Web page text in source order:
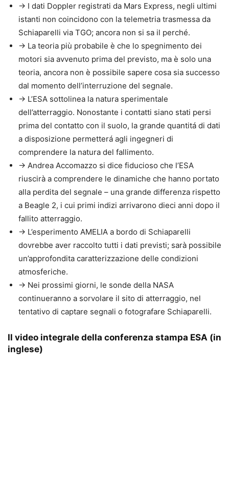
→ I dati Doppler registrati da Mars Express, negli ultimi
istanti non coincidono con la telemetria trasmessa da
Schiaparelli via TGO; ancora non si sa il perché.
→ La teoria più probabile è che lo spegnimento dei
motori sia avvenuto prima del previsto, ma è solo una
teoria, ancora non è possibile sapere cosa sia successo
dal momento dell’interruzione del segnale.
→ L’ESA sottolinea la natura sperimentale
dell’atterraggio. Nonostante i contatti siano stati persi
prima del contatto con il suolo, la grande quantitá di dati
a disposizione permetterá agli ingegneri di
comprendere la natura del fallimento.
→ Andrea Accomazzo si dice fiducioso che l’ESA
riuscirà a comprendere le dinamiche che hanno portato
alla perdita del segnale – una grande differenza rispetto
a Beagle 2, i cui primi indizi arrivarono dieci anni dopo il
fallito atterraggio.
→ L’esperimento AMELIA a bordo di Schiaparelli
dovrebbe aver raccolto tutti i dati previsti; sarà possibile
un’approfondita caratterizzazione delle condizioni
atmosferiche.
→ Nei prossimi giorni, le sonde della NASA
continueranno a sorvolare il sito di atterraggio, nel
tentativo di captare segnali o fotografare Schiaparelli.
Il video integrale della conferenza stampa ESA (in
inglese)